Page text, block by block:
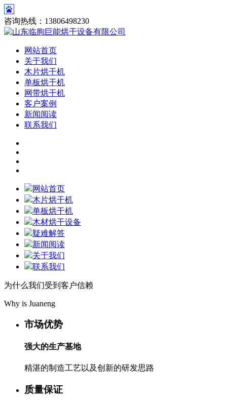
咨询热线：13806498230
网站首页
关于我们
木片烘干机
单板烘干机
网带烘干机
客户案例
新闻阅读
联系我们
网站首页
木片烘干机
单板烘干机
木材烘干设备
疑难解答
新闻阅读
关于我们
联系我们
为什么我们受到客户信赖
Why is Juaneng
市场优势
强大的生产基地
精湛的制造工艺以及创新的研发思路
质量保证